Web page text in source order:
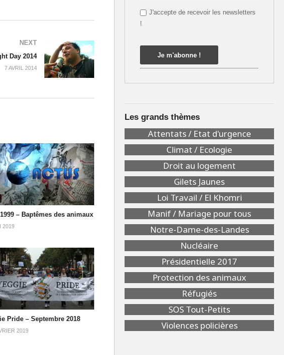
NEXT
Day 2014
7 AVRIL 2014
– Baptêmes des animaux
2019
Pride – Septembre 2018
2019
J'accepte de recevoir les newsletters
!
Les grands thèmes
Attentats / Etat d'urgence
Climat / Ecologie
Droit au logement
Gilets Jaunes
Loi Travail / El Khomri
Manif / Mariage pour tous
Notre-Dame-des-Landes
Nucléaire
Présidentielle 2017
Protection des animaux
Réfugiés
SOS Tout-Petits
Violences policières